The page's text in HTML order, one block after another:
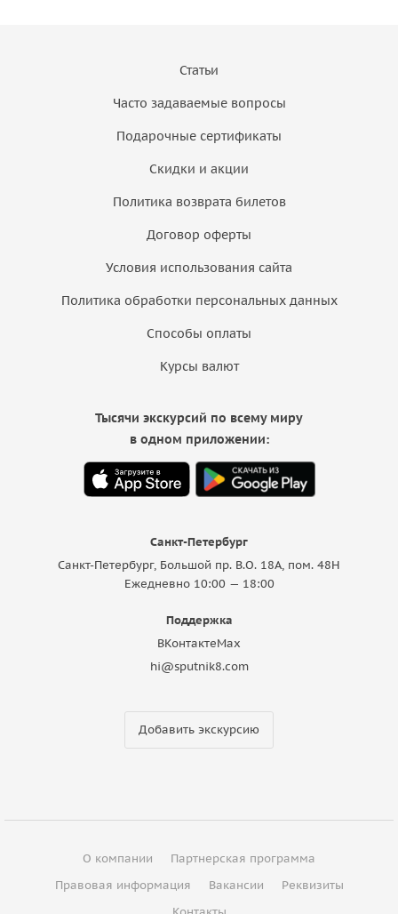
Статьи
Часто задаваемые вопросы
Подарочные сертификаты
Скидки и акции
Политика возврата билетов
Договор оферты
Условия использования сайта
Политика обработки персональных данных
Способы оплаты
Курсы валют
Санкт-Петербург
Санкт-Петербург, Большой пр. В.О. 18A, пом. 48Н
Ежедневно 10:00 — 18:00
Поддержка
ВКонтактеMax
hi@sputnik8.com
Добавить экскурсию
Тысячи экскурсий по всему миру
в одном приложении:
О компании
Партнерская программа
Правовая информация
Вакансии
Реквизиты